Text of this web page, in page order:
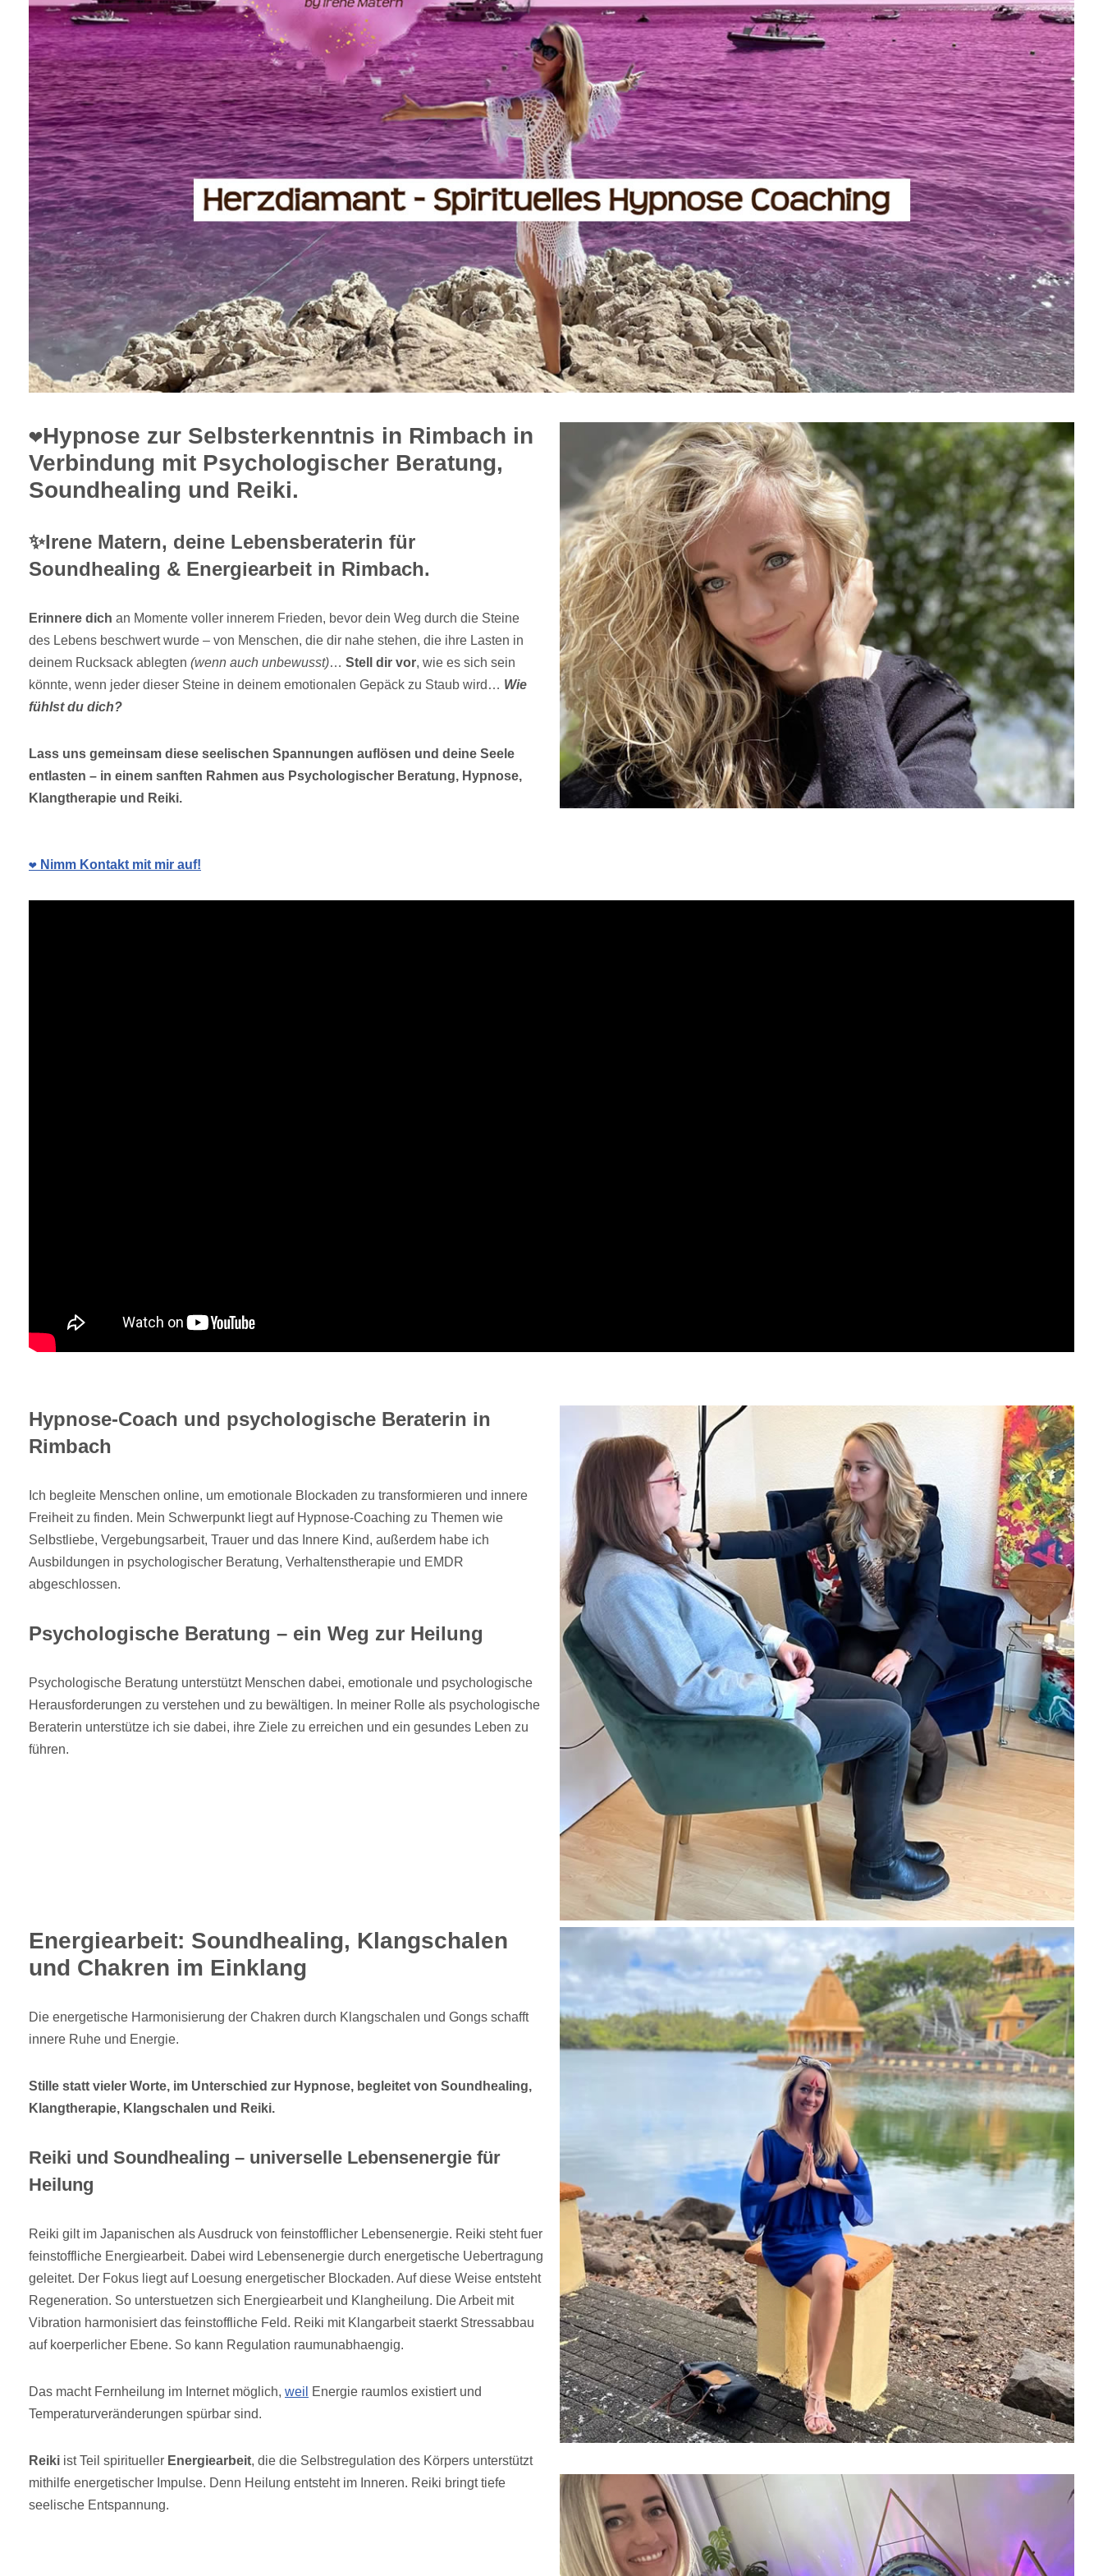
❤️Hypnose zur Selbsterkenntnis in Rimbach in
Verbindung mit Psychologischer Beratung,
Soundhealing und Reiki.
✨Irene Matern, deine Lebensberaterin für
Soundhealing & Energiearbeit in Rimbach.
Erinnere dich an Momente voller innerem Frieden, bevor dein Weg durch die Steine
des Lebens beschwert wurde – von Menschen, die dir nahe stehen, die ihre Lasten in
deinem Rucksack ablegten (wenn auch unbewusst)… Stell dir vor, wie es sich sein
könnte, wenn jeder dieser Steine in deinem emotionalen Gepäck zu Staub wird… Wie
fühlst du dich?
Lass uns gemeinsam diese seelischen Spannungen auflösen und deine Seele
entlasten – in einem sanften Rahmen aus Psychologischer Beratung, Hypnose,
Klangtherapie und Reiki.
❤️ Nimm Kontakt mit mir auf!
Hypnose-Coach und psychologische Beraterin in
Rimbach
Ich begleite Menschen online, um emotionale Blockaden zu transformieren und innere
Freiheit zu finden. Mein Schwerpunkt liegt auf Hypnose-Coaching zu Themen wie
Selbstliebe, Vergebungsarbeit, Trauer und das Innere Kind, außerdem habe ich
Ausbildungen in psychologischer Beratung, Verhaltenstherapie und EMDR
abgeschlossen.
Psychologische Beratung – ein Weg zur Heilung
Psychologische Beratung unterstützt Menschen dabei, emotionale und psychologische
Herausforderungen zu verstehen und zu bewältigen. In meiner Rolle als psychologische
Beraterin unterstütze ich sie dabei, ihre Ziele zu erreichen und ein gesundes Leben zu
führen.
Energiearbeit: Soundhealing, Klangschalen
und Chakren im Einklang
Die energetische Harmonisierung der Chakren durch Klangschalen und Gongs schafft
innere Ruhe und Energie.
Stille statt vieler Worte, im Unterschied zur Hypnose, begleitet von Soundhealing,
Klangtherapie, Klangschalen und Reiki.
Reiki und Soundhealing – universelle Lebensenergie für
Heilung
Reiki gilt im Japanischen als Ausdruck von feinstofflicher Lebensenergie. Reiki steht fuer
feinstoffliche Energiearbeit. Dabei wird Lebensenergie durch energetische Uebertragung
geleitet. Der Fokus liegt auf Loesung energetischer Blockaden. Auf diese Weise entsteht
Regeneration. So unterstuetzen sich Energiearbeit und Klangheilung. Die Arbeit mit
Vibration harmonisiert das feinstoffliche Feld. Reiki mit Klangarbeit staerkt Stressabbau
auf koerperlicher Ebene. So kann Regulation raumunabhaengig.
Das macht Fernheilung im Internet möglich, weil
Energie raumlos existiert und
Temperaturveränderungen spürbar sind.
Reiki ist Teil spiritueller Energiearbeit, die die Selbstregulation des Körpers unterstützt
mithilfe energetischer Impulse. Denn Heilung entsteht im Inneren. Reiki bringt tiefe
seelische Entspannung.